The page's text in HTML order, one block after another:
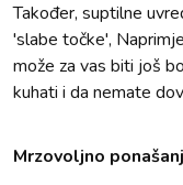
Također, suptilne
'slabe točke',
može za vas biti još
kuhati i da nemate
Mrzovoljno